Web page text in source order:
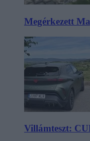
Megérkezett
Villámteszt: